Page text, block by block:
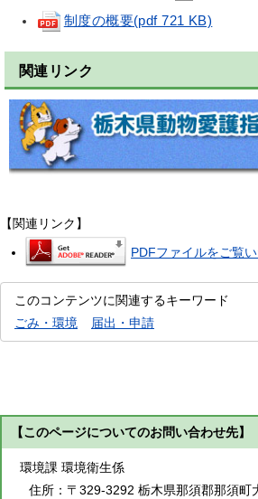
制度の概要(pdf 721 KB)
関連リンク
【関連リンク】
PDFファイルをご覧
このコンテンツに関連するキーワード
ごみ・環境
届出・申請
【このページについてのお問い合わせ先】
環境課 環境衛生係
住所： 〒329-3292 栃木県那須郡那須町